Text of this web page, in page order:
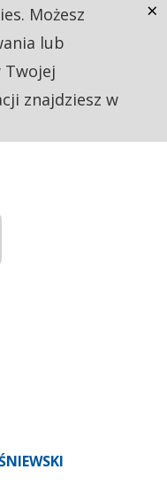
Możesz
lub
Twojej
znajdziesz w
×